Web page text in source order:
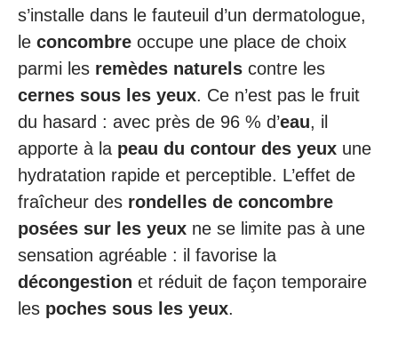
s’installe dans le fauteuil d’un dermatologue,
le concombre occupe une place de choix
parmi les remèdes naturels contre les
cernes sous les yeux. Ce n’est pas le fruit
du hasard : avec près de 96 % d’eau, il
apporte à la peau du contour des yeux une
hydratation rapide et perceptible. L’effet de
fraîcheur des rondelles de concombre
posées sur les yeux ne se limite pas à une
sensation agréable : il favorise la
décongestion et réduit de façon temporaire
les poches sous les yeux.